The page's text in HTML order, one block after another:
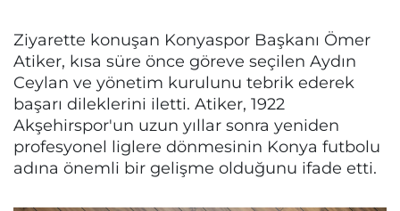
Ziyarette konuşan Konyaspor Başkanı Ömer
Atiker, kısa süre önce göreve seçilen Aydın
Ceylan ve yönetim kurulunu tebrik ederek
başarı dileklerini iletti. Atiker, 1922
Akşehirspor'un uzun yıllar sonra yeniden
profesyonel liglere dönmesinin Konya futbolu
adına önemli bir gelişme olduğunu ifade etti.